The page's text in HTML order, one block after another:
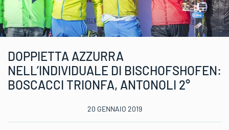
DOPPIETTA AZZURRA
NELL’INDIVIDUALE DI BISCHOFSHOFEN:
BOSCACCI TRIONFA, ANTONOLI 2°
20 GENNAIO 2019